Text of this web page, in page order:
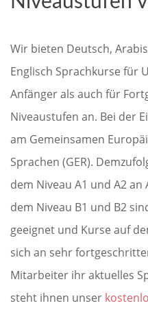
Wir bieten Deutsch,
Englisch Sprachkurse für
Anfänger als auch für
Niveaustufen an. Bei der
am Gemeinsamen
Sprachen (GER).
dem Niveau A1 und A2
dem Niveau B1 und B2
geeignet und Kurse auf
sich an sehr
Mitarbeiter ihr aktuelles
steht ihnen unser